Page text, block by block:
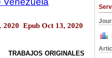
2020 Epub Oct 13, 2020
TRABAJOS ORIGINALES